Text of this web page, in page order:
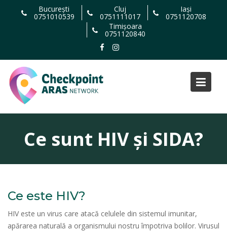
București
0751010539
Cluj
0751111017
Iași
0751120708
Timișoara
0751120840
Ce sunt HIV și SIDA?
Ce este HIV?
HIV este un virus care atacă celulele din sistemul imunitar,
apărarea naturală a organismului nostru împotriva bolilor. Virusul